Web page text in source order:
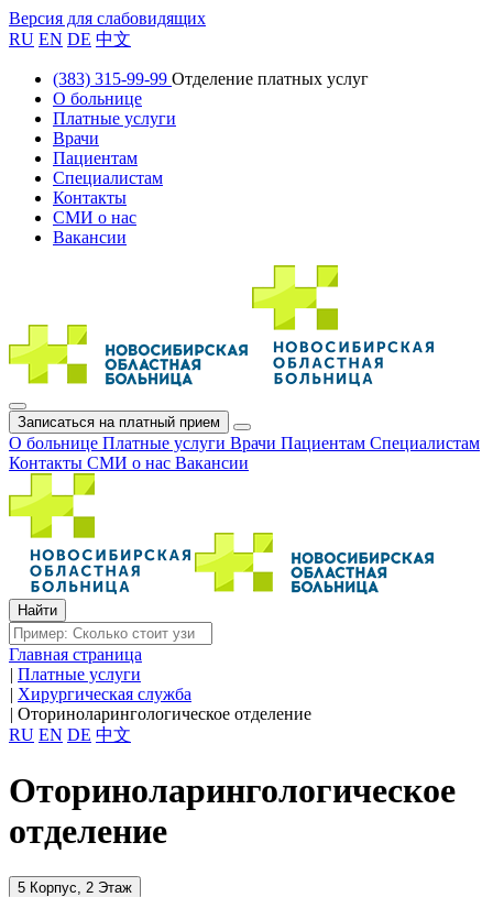
Версия для слабовидящих
RU EN DE 中文
(383) 315-99-99 Отделение платных услуг
О больнице
Платные услуги
Врачи
Пациентам
Специалистам
Контакты
СМИ о нас
Вакансии
Записаться на платный прием
О больнице Платные услуги Врачи Пациентам Специалистам
Контакты СМИ о нас Вакансии
Главная страница
| Платные услуги
| Хирургическая служба
| Оториноларингологическое отделение
RU EN DE 中文
Оториноларингологическое
отделение
5 Корпус, 2 Этаж